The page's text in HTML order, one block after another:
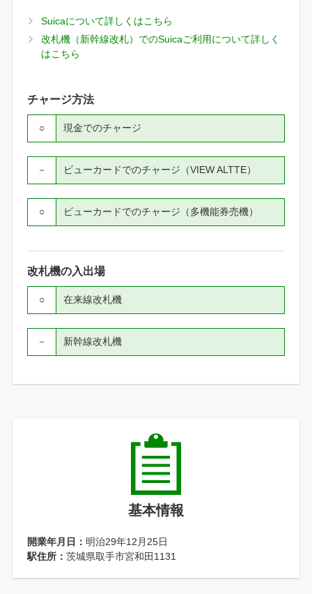
Suicaについて詳しくはこちら
改札機（新幹線改札）でのSuicaご利用について詳しく
はこちら
チャージ方法
現金でのチャージ
○
ビューカードでのチャージ（VIEW ALTTE）
－
ビューカードでのチャージ（多機能券売機）
○
改札機の入出場
在来線改札機
○
新幹線改札機
－
基本情報
開業年月日： 明治29年12月25日
駅住所： 茨城県取手市宮和田1131